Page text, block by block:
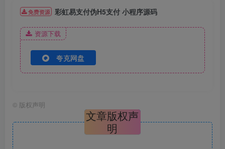
免费资源 彩虹易支付伪H5支付 小程序源码
资源下载
夸克网盘
© 版权声明
文章版权声
明